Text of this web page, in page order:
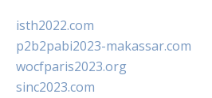
isth2022.com
p2b2pabi2023-makassar.com
wocfparis2023.org
sinc2023.com